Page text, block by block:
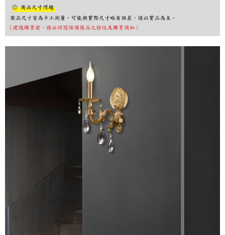
【注意事項】
１．透過由恩沛科技股份有限公司提供之「AFTEE先享後付」服務完成之交
易，需依本服務之必要範圍內提供個人資料，並將交易相關給付款項請求債
權轉讓予恩沛科技股份有限公司。
「AFTEE先享後付」，若未經同意申辦者引起之損失，本公司不負相關責
４．使用「AFTEE先享後付」時，將依據個別帳號之用戶狀況，依本公司即
時審查核予不同之上限額度；若仍有額度不足之情形，本公司將視審查結果
請求用戶進行身份認證。
５．嚴禁一人註冊多個帳號或使用他人資訊註冊。若發現惡意使用之情形，
恩沛科技股份有限公司將有權停止該用戶之使用額度並採取法律行動。